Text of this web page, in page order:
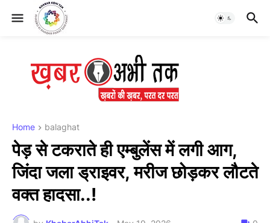
Home balaghat
पेड़ से टकराते ही एम्बुलेंस में लगी आग,
जिंदा जला ड्राइवर, मरीज छोड़कर लौटते
वक्त हादसा..!